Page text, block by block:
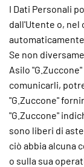
I Dati Personali
dall'Utente o, nel
automaticamente
Se non
Asilo
comunicarli,
"G.Zuccone"
"G.Zuccone"
sono liberi di
ciò abbia alcuna
o sulla sua